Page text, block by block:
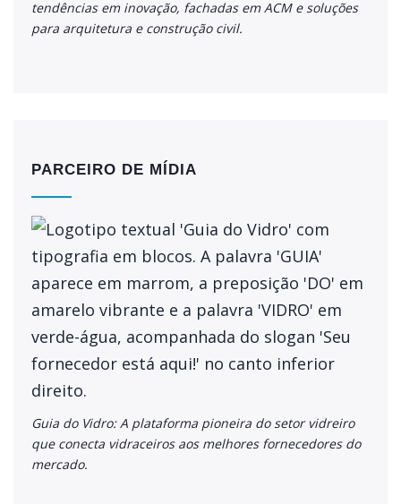
tendências em inovação, fachadas em ACM e soluções
para arquitetura e construção civil.
PARCEIRO DE MÍDIA
Guia do Vidro: A plataforma pioneira do setor vidreiro
que conecta vidraceiros aos melhores fornecedores do
mercado.